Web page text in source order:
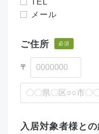
TEL
メール
ご住所 必須
〒
入居対象者様と